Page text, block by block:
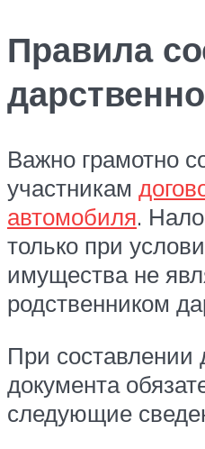
Правила
Важно грамотно
участникам
автомобиля.
только при
имущества не
родственником
При составлении
документа
следующие